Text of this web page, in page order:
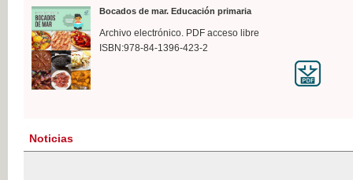
Bocados de mar. Educación primaria
Archivo electrónico. PDF acceso libre
ISBN:978-84-1396-423-2
Noticias